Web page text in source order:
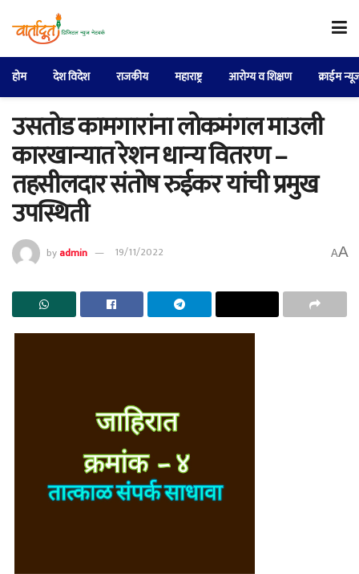
होम देश विदेश राजकीय महाराष्ट्र आरोग्य व शिक्षण क्राईम
उसतोड कामगारांना लोकमंगल माउली
कारखान्यात रेशन धान्य वितरण –
तहसीलदार संतोष रुईकर यांची प्रमुख
उपस्थिती
byadmin 19/11/2022 AA